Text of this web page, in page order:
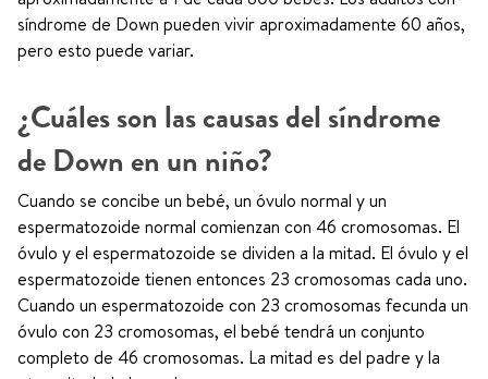
síndrome de Down pueden vivir aproximadamente 60 años,
pero esto puede variar.
¿Cuáles son las causas del síndrome
de Down en un niño?
Cuando se concibe un bebé, un óvulo normal y un
espermatozoide normal comienzan con 46 cromosomas. El
óvulo y el espermatozoide se dividen a la mitad. El óvulo y el
espermatozoide tienen entonces 23 cromosomas cada uno.
Cuando un espermatozoide con 23 cromosomas fecunda un
óvulo con 23 cromosomas, el bebé tendrá un conjunto
completo de 46 cromosomas. La mitad es del padre y la